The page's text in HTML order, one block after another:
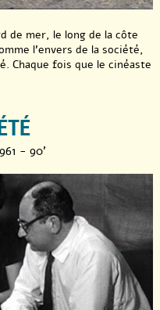
de mer, le long de la côte
l’envers de la société,
Chaque fois que le cinéaste
- 90'